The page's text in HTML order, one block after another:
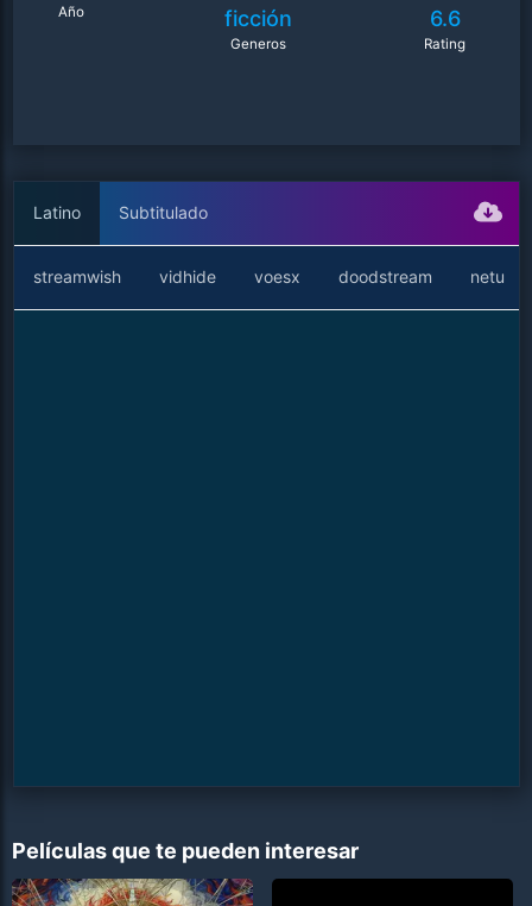
Año
ficción
Generos
6.6
Rating
Latino Subtitulado
streamwish vidhide voesx doodstream netu
Películas que te pueden interesar